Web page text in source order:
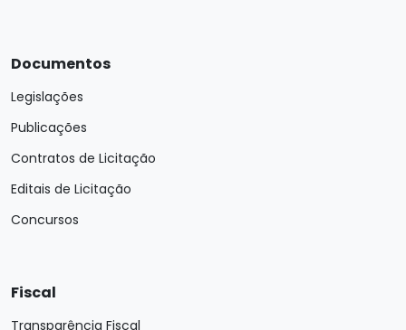
Documentos
Legislações
Publicações
Contratos de Licitação
Editais de Licitação
Concursos
Fiscal
Transparência Fiscal